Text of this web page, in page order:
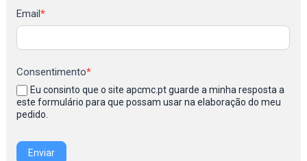
Newsletter
Email*
Consentimento*
Eu consinto que o site apcmc.pt guarde a minha resposta a
este formulário para que possam usar na elaboração do meu
pedido.
Enviar